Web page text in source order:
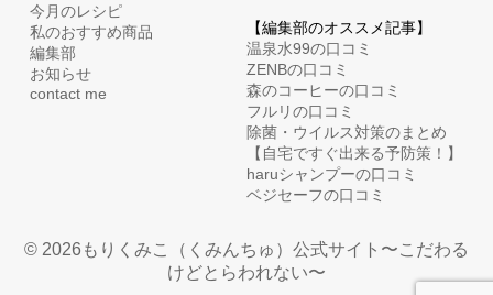
今月のレシピ
私のおすすめ商品
編集部
お知らせ
contact me
【編集部のオススメ記事】
温泉水99の口コミ
ZENBの口コミ
森のコーヒーの口コミ
フルリの口コミ
除菌・ウイルス対策のまとめ
【自宅ですぐ出来る予防策！】
haruシャンプーの口コミ
ベジセーフの口コミ
© 2026もりくみこ（くみんちゅ）公式サイト〜こだわる
けどとらわれない〜